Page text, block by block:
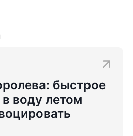
быстрое
воду летом